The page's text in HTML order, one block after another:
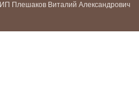
ИП Плешаков Виталий Александрович